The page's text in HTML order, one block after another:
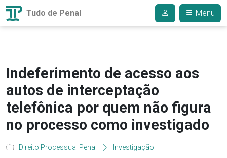
Tudo de Penal Menu
Indeferimento de acesso aos
autos de interceptação
telefônica por quem não figura
no processo como investigado
Direito Processual Penal Investigação